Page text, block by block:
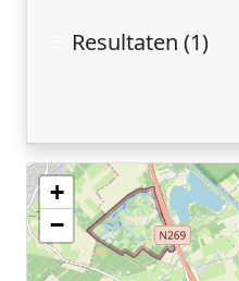
Resultaten (1)
Geen tankstations met
De kaart kan niet worden
+
−